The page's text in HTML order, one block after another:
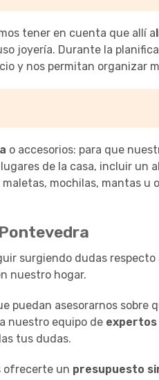
tener en cuenta que allí a
joyería. Durante la
y nos permitan organizar
o accesorios: para que
de la casa, incluir un
mochilas, mantas u
surgiendo dudas
nuestro hogar.
puedan asesorarnos sobre
nuestro equipo de expertos
tus dudas.
ofrecerte un presupuesto